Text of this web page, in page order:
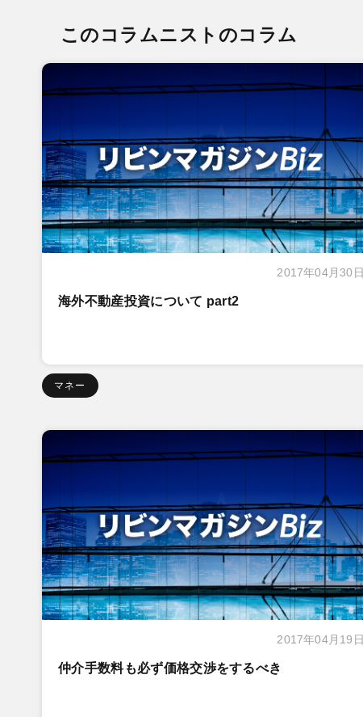
このコラムニストのコラム
2017年04月30日
海外不動産投資について part2
マネー
2017年04月19日
仲介手数料も必ず価格交渉をするべき